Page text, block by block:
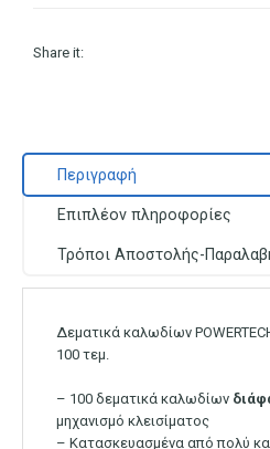
Share it:
Περιγραφή
Επιπλέον πληροφορίες
Τρόποι Αποστολής-
Δεματικά καλωδίων
100 τεμ.
– 100 δεματικά καλωδίων
μηχανισμό κλεισίματος
– Κατασκευασμένα από πολύ